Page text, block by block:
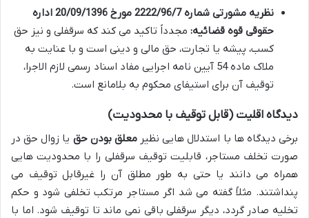
نظریه مشورتی شماره 2222/96/7 مورخ 20/09/1396 اداره
حقوقی قوه قضائیه: مجدداً تاکید می کند که سرقفلی و نیز حق
کسب، پیشه یا تجارت، حق مالی و دینی است و با عنایت به
ملاک ماده 54 آیین نامه اجرایی مفاد اسناد رسمی لازم الاجرا،
توقیف آن برای استیفای محکوم به بلامانع است.
دیدگاه اقلیت (قابل توقیف با محدودیت)
برخی دیدگاه ها با استدلال هایی نظیرمعلق بودن حق یا زوال حق در
صورت تخلف مستاجر، قابلیت توقیف سرقفلی را با محدودیت هایی
همراه می دانند یا حتی به طور مطلق آن را غیرقابل توقیف می
پنداشتند. مثلاً گفته می شد اگر مستاجر مرتکب تخلفی شود و حکم
تخلیه صادر گردد، دیگر سرقفلی باقی نمی ماند تا توقیف شود. اما با